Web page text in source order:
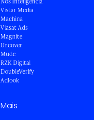
Vistar Media
Machina
Viasat Ads
Magnite
Uncover
Mude
RZK Digital
DoubleVerify
Adlook
Mais